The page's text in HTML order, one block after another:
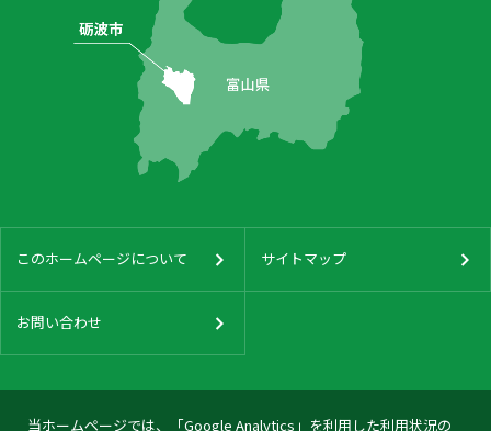
当ホームページでは、「Google Analytics」を利用した利用状況の
このホームページについて サイトマップ
お問い合わせ